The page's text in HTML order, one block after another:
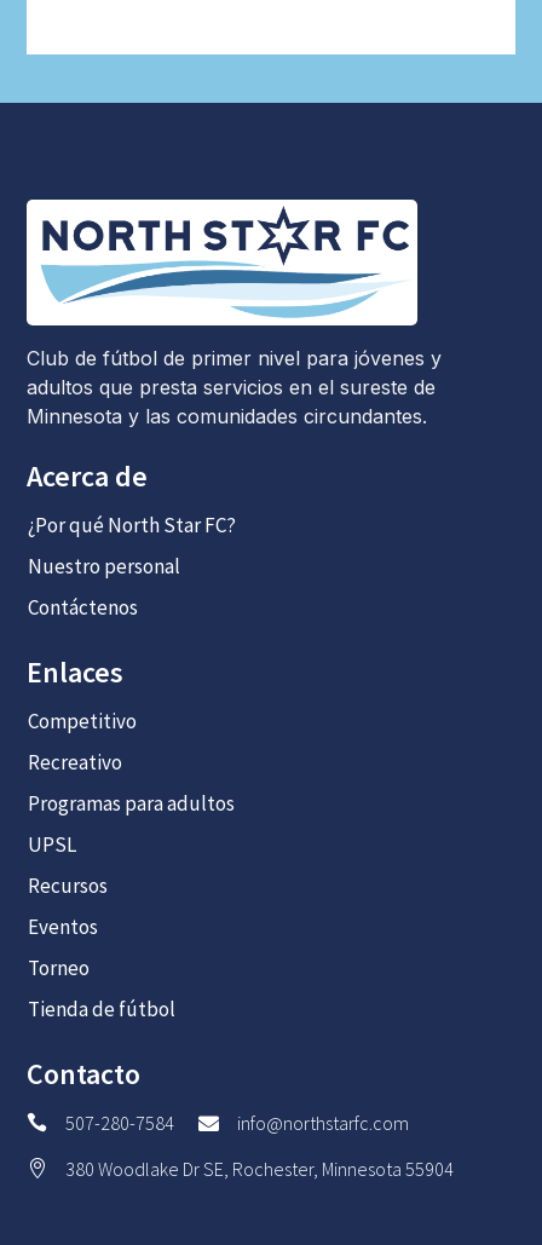
Club de fútbol de primer nivel para jóvenes y
adultos que presta servicios en el sureste de
Minnesota y las comunidades circundantes.
Acerca de
¿Por qué North Star FC?
Nuestro personal
Contáctenos
Enlaces
Competitivo
Recreativo
Programas para adultos
UPSL
Recursos
Eventos
Torneo
Tienda de fútbol
Contacto
 507-280-7584  info@northstarfc.com
 380 Woodlake Dr SE, Rochester, Minnesota 55904